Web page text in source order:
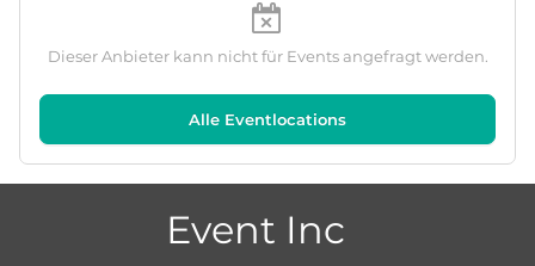
Dieser Anbieter kann nicht für Events angefragt werden.
Alle Eventlocations
Event Inc